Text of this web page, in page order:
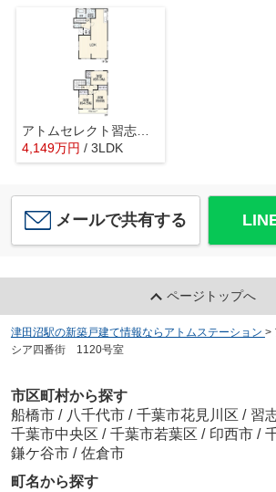
アトムセレクト習志野市袖ケ浦6丁目中古戸建て
4,149万円 / 3LDK
メールで共有する
ページトップへ
津田沼駅の新築戸建て情報ならアトムステーション >
シア四番街 1120号室
市区町村から探す
船橋市 / 八千代市 / 千葉市花見川区 / 習
千葉市中央区 / 千葉市若葉区 / 印西市 /
鎌ケ谷市 / 佐倉市
町名から探す